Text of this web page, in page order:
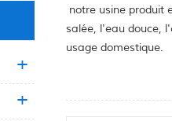
notre usine produit
salée, l'eau douce,
usage domestique.